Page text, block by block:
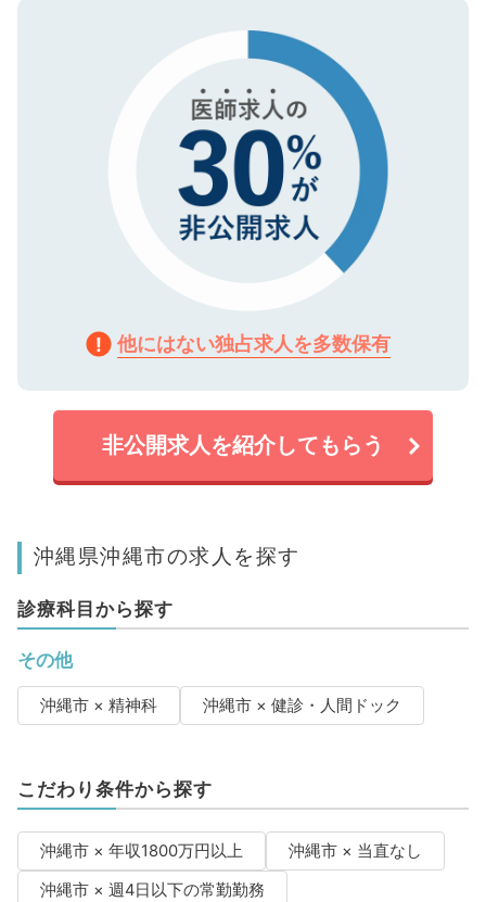
で、機密保持に関してもご安心ください。
他にはない独占求人を多数保有
非公開求人を紹介してもらう
沖縄県沖縄市の求人を探す
診療科目から探す
その他
沖縄市 × 精神科 沖縄市 × 健診・人間ドック
こだわり条件から探す
沖縄市 × 年収1800万円以上
沖縄市 × 当直なし
沖縄市 × 週4日以下の常勤勤務